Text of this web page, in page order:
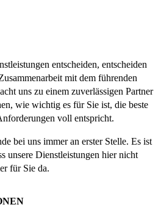
entscheiden, entscheiden
mit dem führenden
uns zu einem zuverlässigen Partner
wie wichtig es für Sie ist, die beste
voll entspricht.
bei uns immer an erster Stelle. Es ist
unsere Dienstleistungen hier nicht
für Sie da.